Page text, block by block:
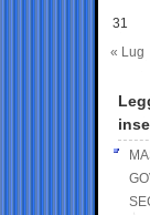
31
« Lug